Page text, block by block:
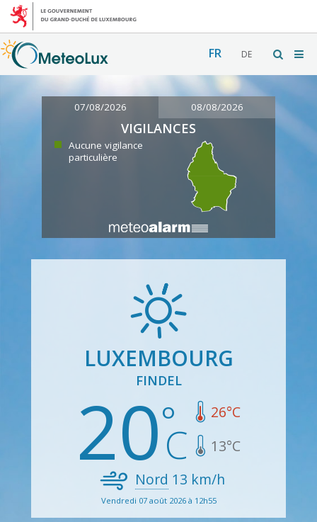
FR DE
07/08/2026 08/08/2026
VIGILANCES
Aucune vigilance
particulière
LUXEMBOURG
FINDEL
20 26°C
13°C
Nord 13 km/h
Vendredi 07 août 2026 à 12h55